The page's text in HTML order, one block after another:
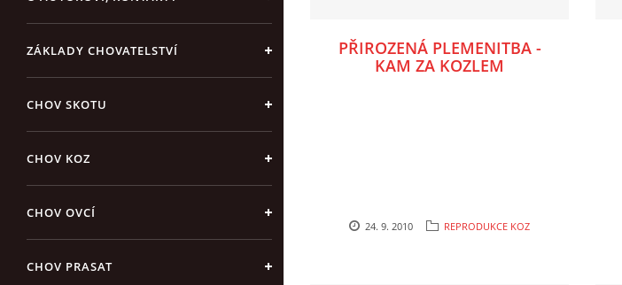
ZÁKLADY CHOVATELSTVÍ
CHOV SKOTU
CHOV KOZ
CHOV OVCÍ
CHOV PRASAT
PŘIROZENÁ PLEMENITBA -
KAM ZA KOZLEM
24. 9. 2010 REPRODUKCE KOZ